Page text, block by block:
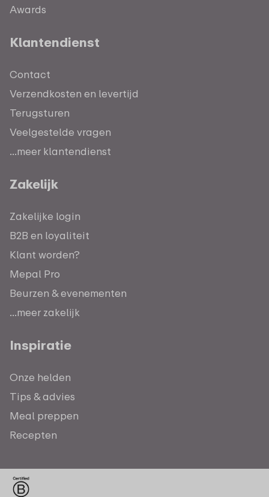
Awards
Klantendienst
Contact
Verzendkosten en levertijd
Terugsturen
Veelgestelde vragen
...meer klantendienst
Zakelijk
Zakelijke login
B2B en loyaliteit
Klant worden?
Mepal Pro
Beurzen & evenementen
...meer zakelijk
Inspiratie
Onze helden
Tips & advies
Meal preppen
Recepten